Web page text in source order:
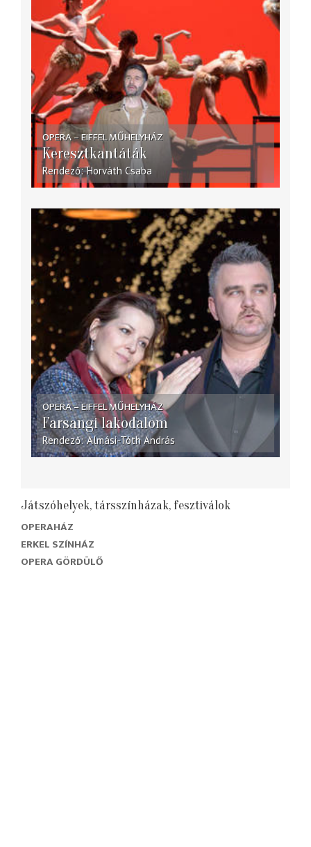
OPERA – EIFFEL MŰHELYHÁZ
Keresztkantáták
Rendező Horváth Csaba
OPERA – EIFFEL MŰHELYHÁZ
Farsangi lakodalom
Rendező Almási-Tóth András
Játszóhelyek, társszínházak, fesztiválok
OPERAHÁZ
ERKEL SZÍNHÁZ
OPERA GÖRDÜLŐ